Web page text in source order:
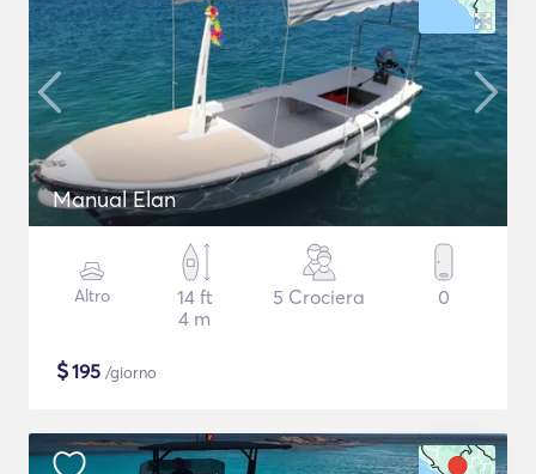
Manual Elan
Altro
14 ft
4 m
5 Crociera 0
$195 /giorno